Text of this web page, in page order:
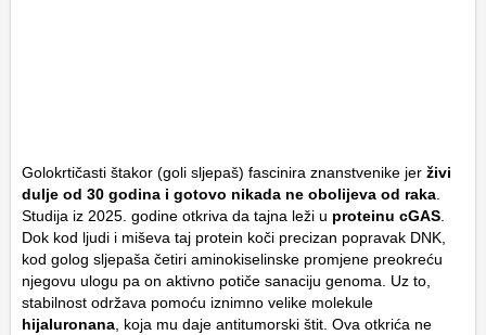
Golokrtičasti štakor (goli sljepaš) fascinira znanstvenike jer živi
dulje od 30 godina i gotovo nikada ne obolijeva od raka.
Studija iz 2025. godine otkriva da tajna leži u proteinu cGAS.
Dok kod ljudi i miševa taj protein koči precizan popravak DNK,
kod golog sljepaša četiri aminokiselinske promjene preokreću
njegovu ulogu pa on aktivno potiče sanaciju genoma. Uz to,
stabilnost održava pomoću iznimno velike molekule
hijaluronana, koja mu daje antitumorski štit. Ova otkrića ne